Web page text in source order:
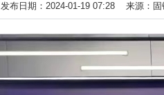
发布日期：2024-01-19 07:28 来源：